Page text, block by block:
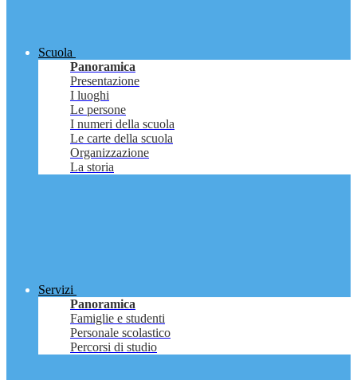
Scuola
Panoramica
Presentazione
I luoghi
Le persone
I numeri della scuola
Le carte della scuola
Organizzazione
La storia
Servizi
Panoramica
Famiglie e studenti
Personale scolastico
Percorsi di studio